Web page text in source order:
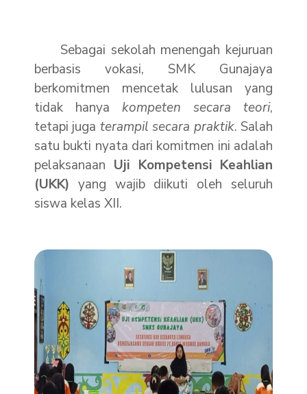
Sebagai sekolah menengah kejuruan
berbasis vokasi, SMK Gunajaya
berkomitmen mencetak lulusan yang
tidak hanya kompeten secara teori,
tetapi juga terampil secara praktik. Salah
satu bukti nyata dari komitmen ini adalah
pelaksanaan Uji Kompetensi Keahlian
(UKK) yang wajib diikuti oleh seluruh
siswa kelas XII.